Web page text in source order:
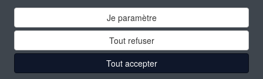
Je paramètre
Tout refuser
Tout accepter